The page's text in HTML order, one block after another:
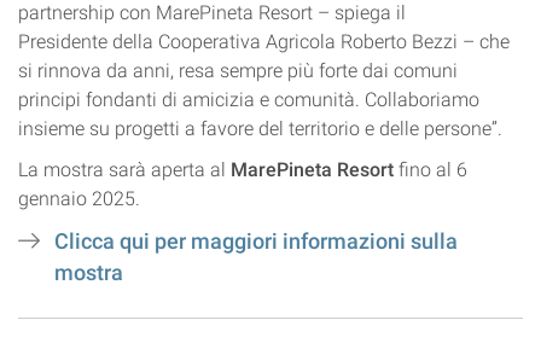
partnership con MarePineta Resort – spiega il
Presidente della Cooperativa Agricola Roberto Bezzi – che
si rinnova da anni, resa sempre più forte dai comuni
principi fondanti di amicizia e comunità. Collaboriamo
insieme su progetti a favore del territorio e delle persone”.
La mostra sarà aperta al MarePineta Resort fino al 6
gennaio 2025.
Clicca qui per maggiori informazioni sulla
mostra